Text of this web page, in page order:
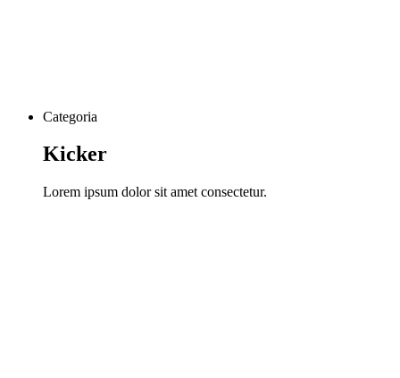
Categoria
Kicker
Lorem ipsum dolor sit amet consectetur.